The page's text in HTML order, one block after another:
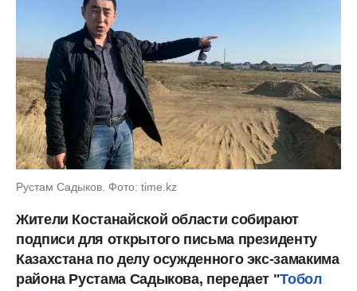
Рустам Садыков. Фото: time.kz
Жители Костанайской области собирают
подписи для открытого письма президенту
Казахстана по делу осужденного экс-замакима
района Рустама Садыкова, передает "Тобол